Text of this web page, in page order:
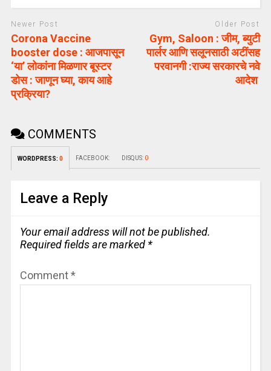
Newer Post
Corona Vaccine
booster dose : आजपासून
‘या’ लोकांना मिळणार बूस्टर
डोस : जाणून घ्या, काय आहे
प्रक्रिया?
Older Post
Gym, Saloon : जीम, ब्युटी
पार्लर आणि सलूनसाठी अटींसह
परवानगी :राज्य सरकारचे नवे
आदेश
COMMENTS
WORDPRESS: 0 FACEBOOK: DISQUS: 0
Leave a Reply
Your email address will not be published.
Required fields are marked *
Comment*